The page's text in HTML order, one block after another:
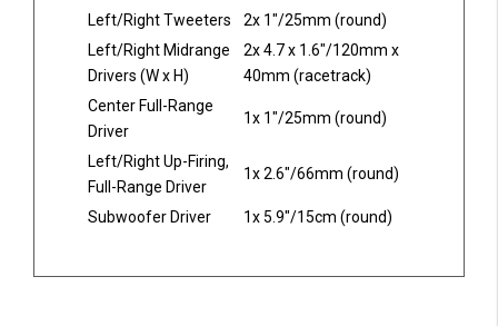
Left/Right Tweeters
2x 1″/25mm (round)
Left/Right Midrange
Drivers (W x H)
2x 4.7 x 1.6″/120mm x
40mm (racetrack)
Center Full-Range
Driver
1x 1″/25mm (round)
Left/Right Up-Firing,
Full-Range Driver
1x 2.6″/66mm (round)
Subwoofer Driver 1x 5.9″/15cm (round)